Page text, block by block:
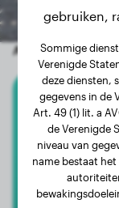
Andere
gebruiken,
Sommige
Verenigde
deze diensten,
gegevens in de
Art. 49 (1) lit. a
de Verenigde
niveau van
name bestaat